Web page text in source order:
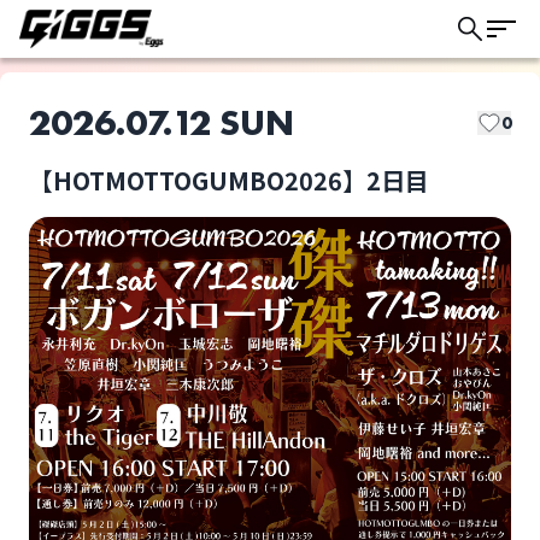
ライブ体験をもっと楽しく、もっと便利
に。
2026.07.12 SUN 0
【HOTMOTTOGUMBO2026】2日目
ボガンボローザ 中川敬
THE HillAndon ハンディカメラ3台を
含むカメラ多数で高画
質高音質配信あり!
このライブの取り置きは終了しました